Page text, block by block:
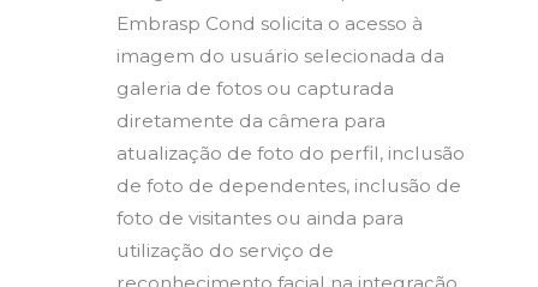
Embrasp Cond solicita o acesso à
imagem do usuário selecionada da
galeria de fotos ou capturada
diretamente da câmera para
atualização de foto do perfil, inclusão
de foto de dependentes, inclusão de
foto de visitantes ou ainda para
utilização do serviço de